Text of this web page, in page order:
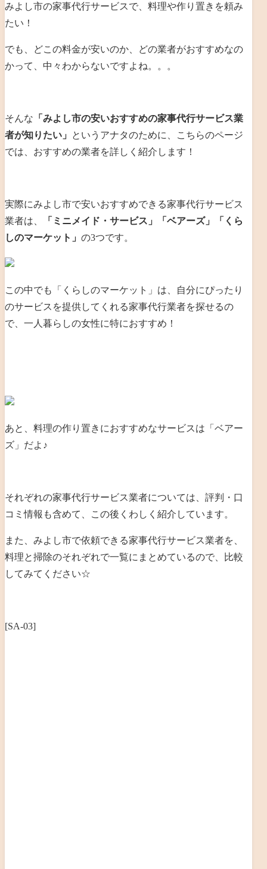
みよし市の家事代行サービスで、料理や作り置きを頼み
たい！
でも、どこの料金が安いのか、どの業者がおすすめなの
かって、中々わからないですよね。。。
そんな 「みよし市の安いおすすめの家事代行サービス業
者が知りたい」
というアナタのために、こちらのページ
では、おすすめの業者を詳しく紹介します！
実際にみよし市で安いおすすめできる家事代行サービス
業者は、
「ミニメイド・サービス」「ベアーズ」「くら
しのマーケット」 の3つです。
この中でも「くらしのマーケット」は、自分にぴったり
のサービスを提供してくれる家事代行業者を探せるの
で、一人暮らしの女性に特におすすめ！
あと、料理の作り置きにおすすめなサービスは「ベアー
ズ」だよ♪
それぞれの家事代行サービス業者については、評判・口
コミ情報も含めて、この後くわしく紹介しています。
また、みよし市で依頼できる家事代行サービス業者を、
料理と掃除のそれぞれで一覧にまとめているので、比較
してみてください☆
[SA-03]